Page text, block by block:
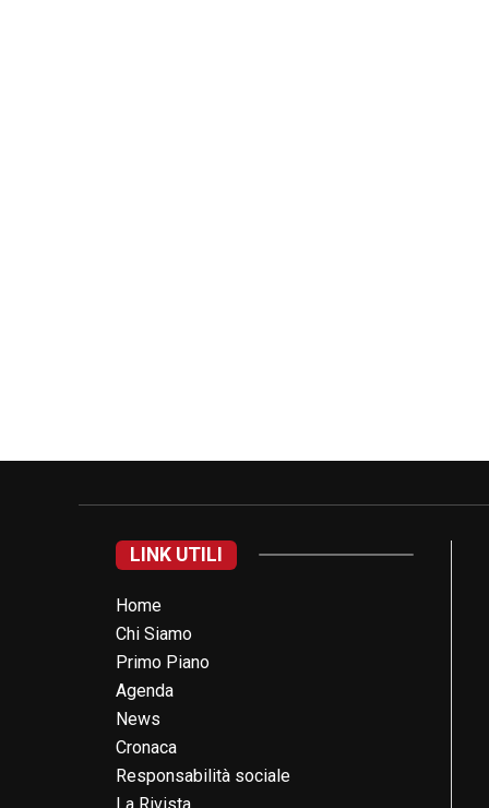
LINK UTILI
Home
Chi Siamo
Primo Piano
Agenda
News
Cronaca
Responsabilità sociale